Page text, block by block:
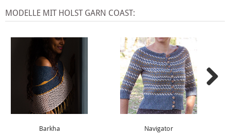
MODELLE MIT HOLST GARN COAST:
Barkha Navigator